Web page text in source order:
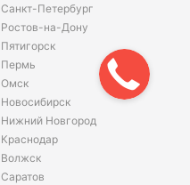
Санкт-Петербург
Ростов-на-Дону
Пятигорск
Пермь
Омск
Новосибирск
Нижний Новгород
Краснодар
Волжск
Саратов